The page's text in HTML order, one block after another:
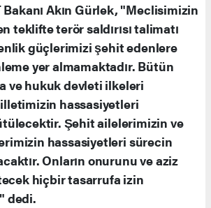
Akın Gürlek, "Meclisimizin
teklifte terör saldırısı talimatı
güçlerimizi şehit edenlere
yer almamaktadır. Bütün
ve hukuk devleti ilkeleri
hassasiyetleri
Şehit ailelerimizin ve
hassasiyetleri sürecin
Onların onurunu ve aziz
hiçbir tasarrufa izin
dedi.